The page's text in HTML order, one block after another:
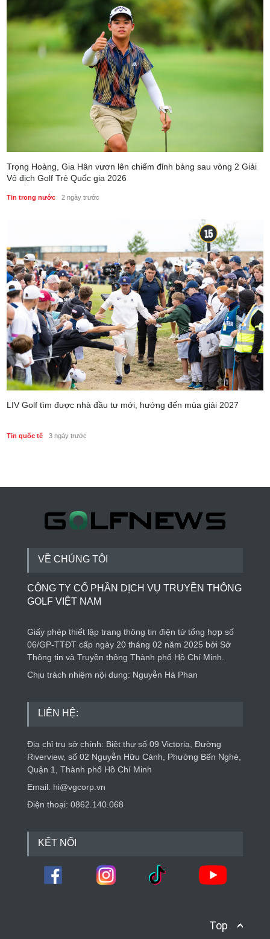
Trọng Hoàng, Gia Hân vươn lên chiếm đỉnh bảng sau vòng 2 Giải
Vô địch Golf Trẻ Quốc gia 2026
Tin trong nước 2 ngày trước
LIV Golf tìm được nhà đầu tư mới, hướng đến mùa giải 2027
Tin quốc tế 3 ngày trước
VỀ CHÚNG TÔI
CÔNG TY CỔ PHẦN DỊCH VỤ TRUYỀN THÔNG
GOLF VIỆT NAM
Giấy phép thiết lập trang thông tin điện tử tổng hợp số
06/GP-TTĐT cấp ngày 20 tháng 02 năm 2025 bởi Sở
Thông tin và Truyền thông Thành phố Hồ Chí Minh.
Chịu trách nhiệm nội dung: Nguyễn Hà Phan
LIÊN HỆ:
Địa chỉ trụ sở chính: Biệt thự số 09 Victoria, Đường
Riverview, số 02 Nguyễn Hữu Cảnh, Phường Bến Nghé,
Quận 1, Thành phố Hồ Chí Minh
Email: hi@vgcorp.vn
Điện thoại: 0862.140.068
KẾT NỐI
Top